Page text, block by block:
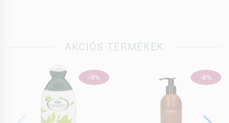
AKCIÓS TERMÉKEK
-9% -8%